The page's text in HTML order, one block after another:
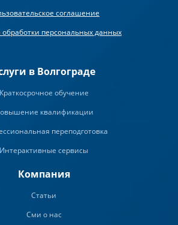
соглашение
обработки персональных данных
в Волгограде
Краткосрочное обучение
квалификации
переподготовка
Интерактивные сервисы
Компания
Статьи
Сми о нас